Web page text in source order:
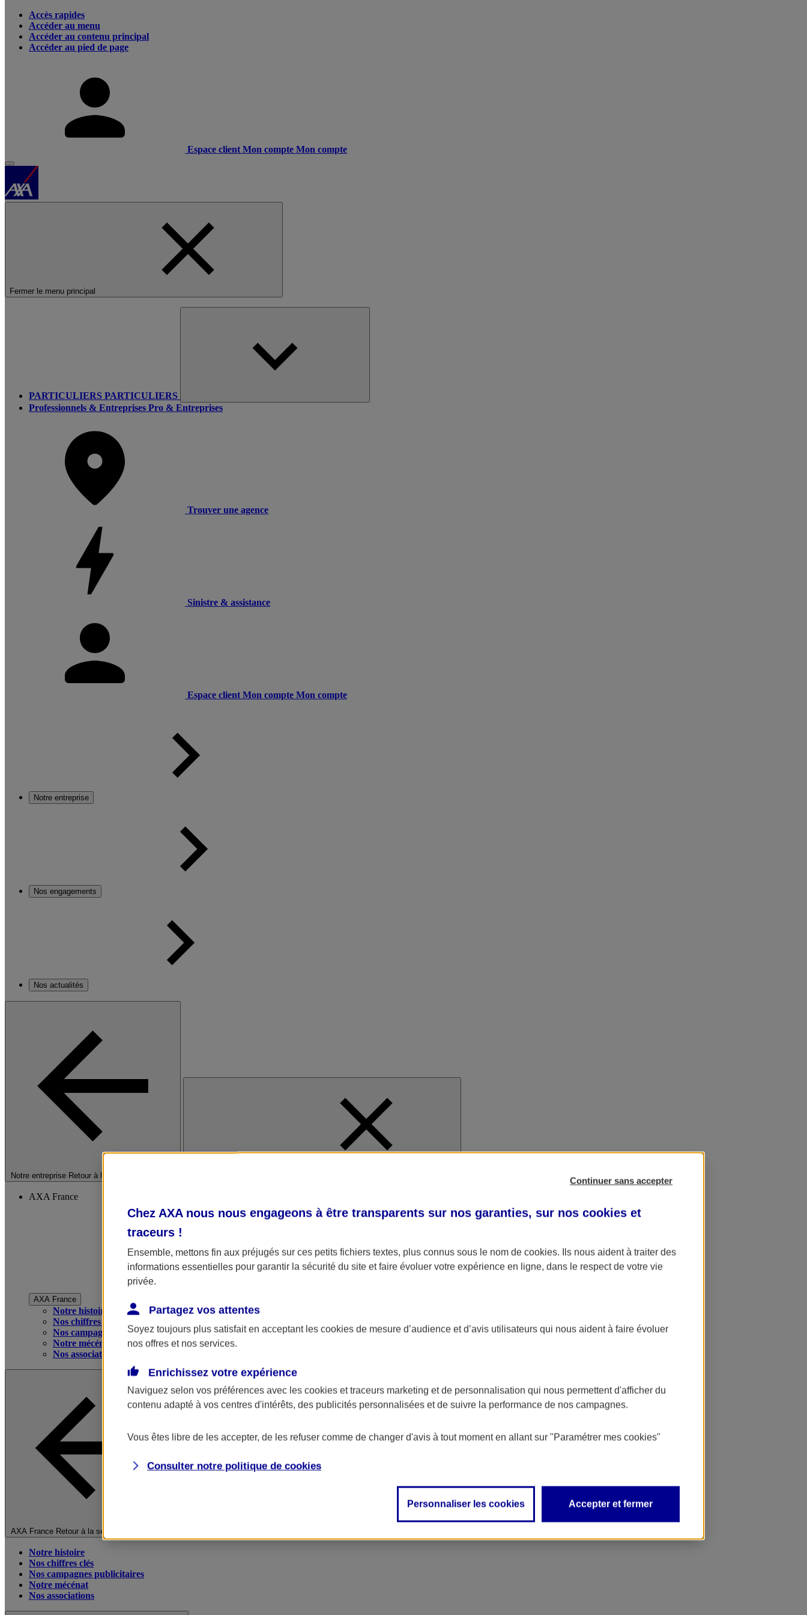
Accès rapides
Accéder au menu
Accéder au contenu principal
Accéder au pied de page
Espace client Mon compte Mon compte
Fermer le menu principal
PARTICULIERS PARTICULIERS
Professionnels & Entreprises Pro & Entreprises
Trouver une agence
Sinistre & assistance
Espace client Mon compte Mon compte
Notre entreprise
Nos engagements
Nos actualités
Notre entreprise Retour à la section précédente
AXA France
AXA France
Notre histoire
Nos chiffres clés
Nos campagnes publicitaires
Notre mécénat
Nos associations
AXA France Retour à la section précédente
Notre histoire
Nos chiffres clés
Nos campagnes publicitaires
Notre mécénat
Nos associations
Continuer sans accepter
Chez AXA nous nous engageons à être transparents sur nos garanties, sur nos cookies et
traceurs !
Ensemble, mettons fin aux préjugés sur ces petits fichiers textes, plus connus sous le nom de cookies. Ils nous aident à traiter des
informations essentielles pour garantir la sécurité du site et faire évoluer votre expérience en ligne, dans le respect de votre vie
privée.
Partagez vos attentes
Soyez toujours plus satisfait en acceptant les cookies de mesure d’audience et d’avis utilisateurs qui nous aident à faire évoluer
nos offres et nos services.
Enrichissez votre expérience
Naviguez selon vos préférences avec les cookies et traceurs marketing et de personnalisation qui nous permettent d'afficher du
contenu adapté à vos centres d'intérêts, des publicités personnalisées et de suivre la performance de nos campagnes.
Vous êtes libre de les accepter, de les refuser comme de changer d'avis à tout moment en allant sur "Paramétrer mes cookies"
Consulter notre politique de cookies
Personnaliser les cookies Accepter et fermer